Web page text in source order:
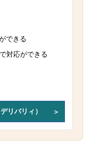
できる
対応ができる
リバリィ）